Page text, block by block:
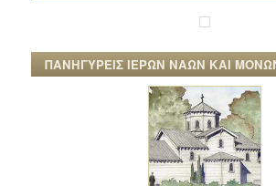
ΠΑΝΗΓΥΡΕΙΣ ΙΕΡΩΝ ΝΑΩΝ ΚΑΙ